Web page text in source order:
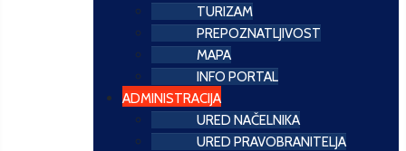
TURIZAM
PREPOZNATLJIVOST
MAPA
INFO PORTAL
ADMINISTRACIJA
URED NAČELNIKA
URED PRAVOBRANITELJA